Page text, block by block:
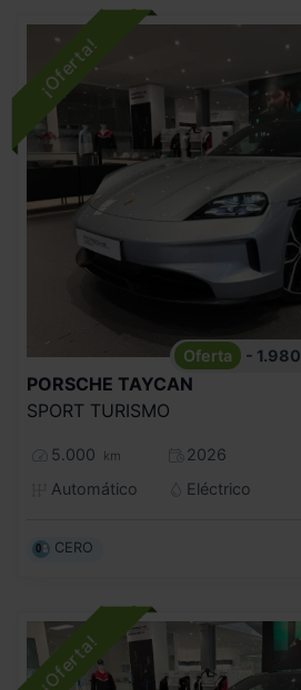
- 1.980
PORSCHE TAYCAN
SPORT TURISMO
5.000 km
2026
Automático
Eléctrico
CERO